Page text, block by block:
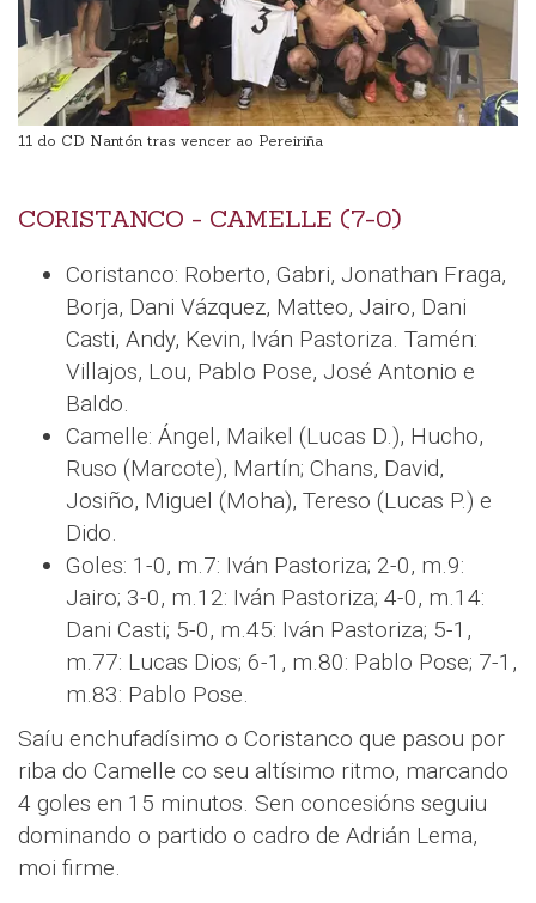
11 do CD Nantón tras vencer ao Pereiriña
CORISTANCO - CAMELLE (7-0)
Coristanco: Roberto, Gabri, Jonathan Fraga,
Borja, Dani Vázquez, Matteo, Jairo, Dani
Casti, Andy, Kevin, Iván Pastoriza. Tamén:
Villajos, Lou, Pablo Pose, José Antonio e
Baldo.
Camelle: Ángel, Maikel (Lucas D.), Hucho,
Ruso (Marcote), Martín; Chans, David,
Josiño, Miguel (Moha), Tereso (Lucas P.) e
Dido.
Goles: 1-0, m.7: Iván Pastoriza; 2-0, m.9:
Jairo; 3-0, m.12: Iván Pastoriza; 4-0, m.14:
Dani Casti; 5-0, m.45: Iván Pastoriza; 5-1,
m.77: Lucas Dios; 6-1, m.80: Pablo Pose; 7-1,
m.83: Pablo Pose.
Saíu enchufadísimo o Coristanco que pasou por
riba do Camelle co seu altísimo ritmo, marcando
4 goles en 15 minutos. Sen concesións seguiu
dominando o partido o cadro de Adrián Lema,
moi firme.